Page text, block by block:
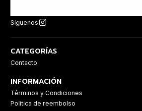
Síguenos
CATEGORÍAS
Contacto
INFORMACIÓN
Términos y Condiciones
Politica de reembolso